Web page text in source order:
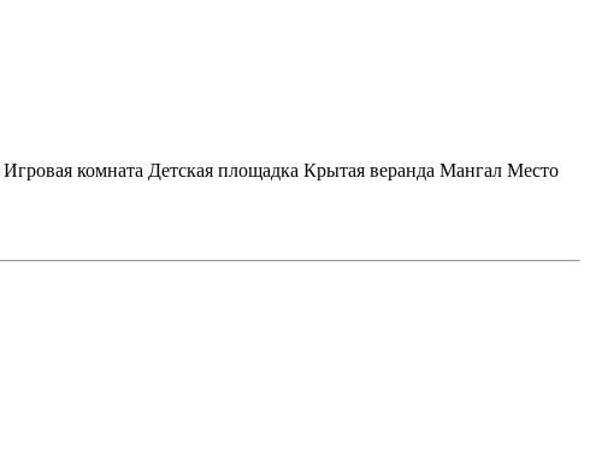
Игровая комната Детская площадка Крытая веранда Мангал Место